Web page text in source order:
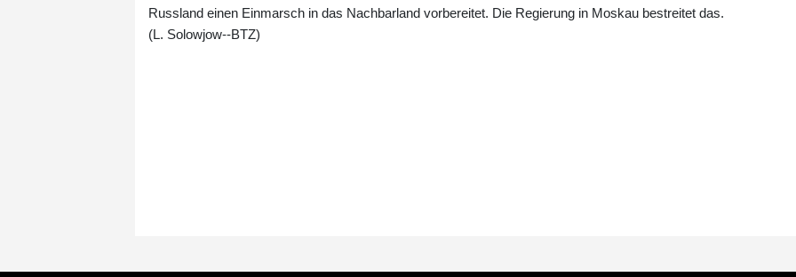
Russland einen Einmarsch in das Nachbarland vorbereitet. Die Regierung in Moskau bestreitet das.
(L. Solowjow--BTZ)